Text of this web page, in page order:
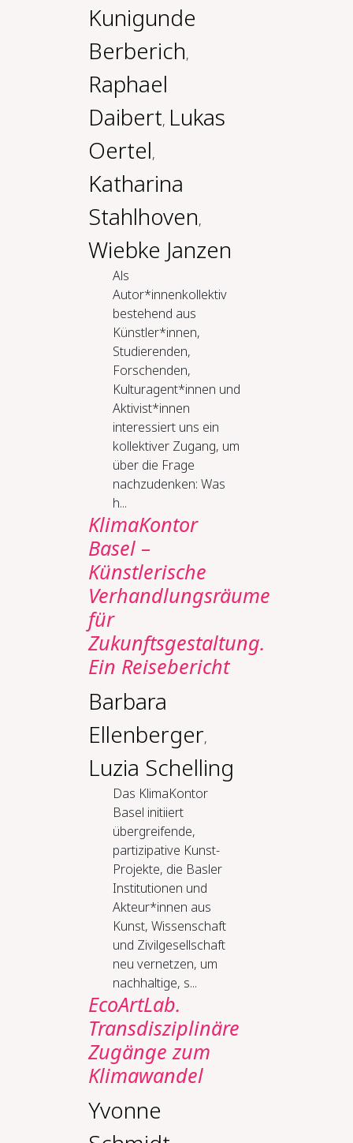
Kunigunde
Berberich,
Raphael
Daibert, Lukas
Oertel,
Katharina
Stahlhoven,
Wiebke Janzen
Als
Autor*innenkollektiv
bestehend aus
Künstler*innen,
Studierenden,
Forschenden,
Kulturagent*innen und
Aktivist*innen
interessiert uns ein
kollektiver Zugang, um
über die Frage
nachzudenken: Was
h...
KlimaKontor
Basel –
Künstlerische
Verhandlungsräume
für
Zukunftsgestaltung.
Ein Reisebericht
Barbara
Ellenberger,
Luzia Schelling
Das KlimaKontor
Basel initiiert
übergreifende,
partizipative Kunst-
Projekte, die Basler
Institutionen und
Akteur*innen aus
Kunst, Wissenschaft
und Zivilgesellschaft
neu vernetzen, um
nachhaltige, s...
EcoArtLab.
Transdisziplinäre
Zugänge zum
Klimawandel
Yvonne